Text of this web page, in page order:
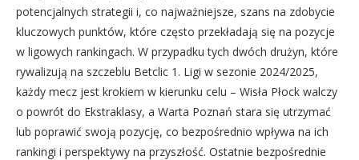
potencjalnych strategii i, co najważniejsze, szans na zdobycie
kluczowych punktów, które często przekładają się na pozycje
w ligowych rankingach. W przypadku tych dwóch drużyn, które
rywalizują na szczeblu Betclic 1. Ligi w sezonie 2024/2025,
każdy mecz jest krokiem w kierunku celu – Wisła Płock walczy
o powrót do Ekstraklasy, a Warta Poznań stara się utrzymać
lub poprawić swoją pozycję, co bezpośrednio wpływa na ich
rankingi i perspektywy na przyszłość. Ostatnie bezpośrednie